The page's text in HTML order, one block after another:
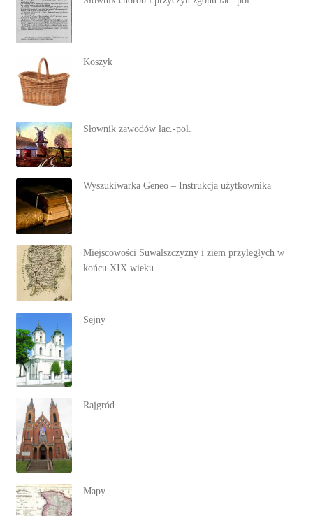
Koszyk
Słownik zawodów łac.-pol.
Wyszukiwarka Geneo – Instrukcja użytkownika
Miejscowości Suwalszczyzny i ziem przyległych w
końcu XIX wieku
Sejny
Rajgród
Mapy